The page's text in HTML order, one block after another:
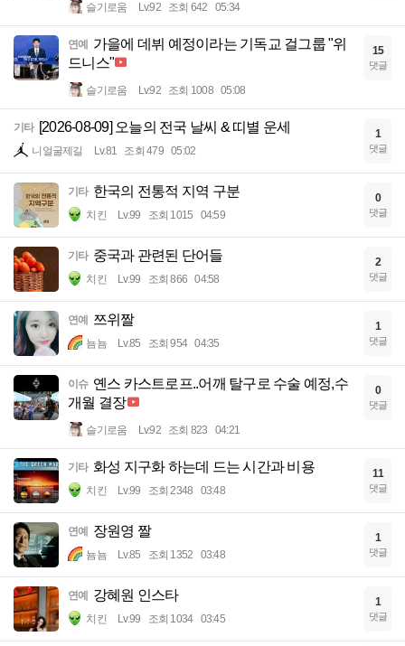
슬기로움 Lv.92 조회 642 05:34
연예
가을에 데뷔 예정이라는 기독교 걸그룹 "위
드니스"
슬기로움 Lv.92 조회 1008 05:08
15
댓글
기타 [2026-08-09] 오늘의 전국 날씨 & 띠별 운세
니얼굴제길 Lv.81 조회 479 05:02
1
댓글
기타 한국의 전통적 지역 구분
치킨 Lv.99 조회 1015 04:59
0
댓글
기타 중국과 관련된 단어들
치킨 Lv.99 조회 866 04:58
2
댓글
연예 쯔위짤
뇸뇸 Lv.85 조회 954 04:35
1
댓글
이슈 옌스 카스트로프..어깨 탈구로 수술 예정,수
개월 결장
슬기로움 Lv.92 조회 823 04:21
0
댓글
기타 화성 지구화 하는데 드는 시간과 비용
치킨 Lv.99 조회 2348 03:48
11
댓글
연예 장원영 짤
뇸뇸 Lv.85 조회 1352 03:48
1
댓글
연예 강혜원 인스타
치킨 Lv.99 조회 1034 03:45
1
댓글